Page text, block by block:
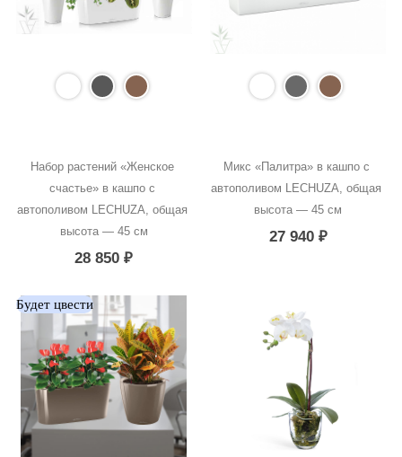
Набор растений «Женское
счастье» в кашпо с
автополивом LECHUZA, общая
высота — 45 см
28 850₽
Микс «Палитра» в кашпо с
автополивом LECHUZA, общая
высота — 45 см
27 940 ₽
Будет цвести